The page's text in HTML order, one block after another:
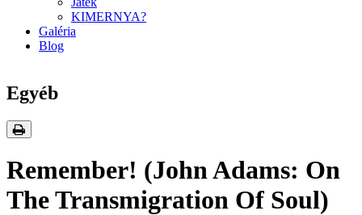
KIMERNYA?
Galéria
Blog
Egyéb
Remember! (John Adams: On
The Transmigration Of Soul)